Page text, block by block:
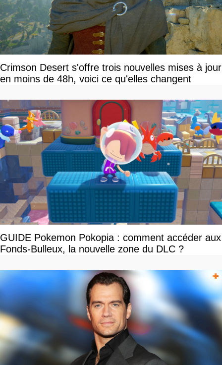
Crimson Desert s'offre trois nouvelles mises à jour
en moins de 48h, voici ce qu'elles changent
GUIDE Pokemon Pokopia : comment accéder aux
Fonds-Bulleux, la nouvelle zone du DLC ?